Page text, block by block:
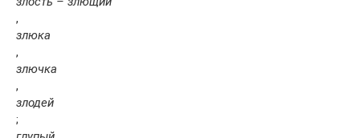
,
злюка
,
злючка
,
злодей
;